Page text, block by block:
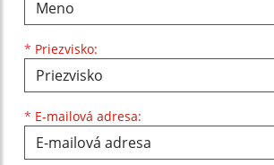
* Priezvisko:
* E-mailová adresa: